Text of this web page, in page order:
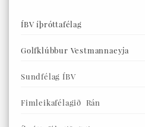
ÍBV íþróttafélag
Golfklúbbur Vestmannaeyja
Sundfélag ÍBV
Fimleikafélagið Rán